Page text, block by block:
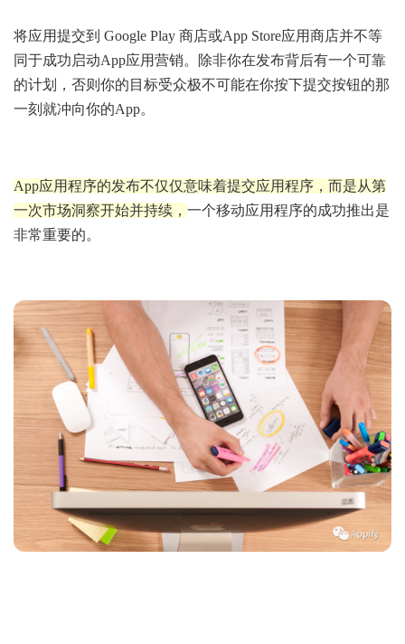
将应用提交到 Google Play 商店或App Store应用商店并不等
同于成功启动App应用营销。除非你在发布背后有一个可靠
的计划，否则你的目标受众极不可能在你按下提交按钮的那
一刻就冲向你的App。
App应用程序的发布不仅仅意味着提交应用程序，而是从第
一次市场洞察开始并持续， 一个移动应用程序的成功推出是
非常重要的。